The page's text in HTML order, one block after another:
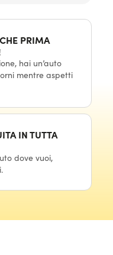
PRIMA
hai un’auto
mentre aspetti
IN TUTTA
dove vuoi,